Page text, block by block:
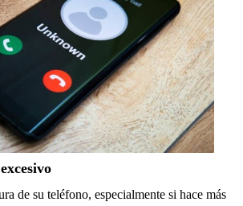
de su teléfono, especialmente si hace más